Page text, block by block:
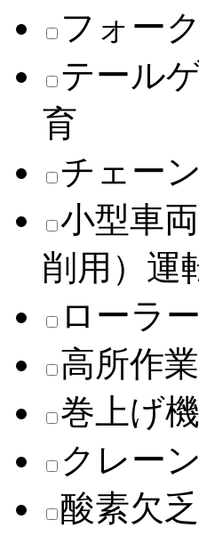
フォー
テール
育
チェー
小型車
削用）運
ローラ
高所作
巻上げ
クレー
酸素欠